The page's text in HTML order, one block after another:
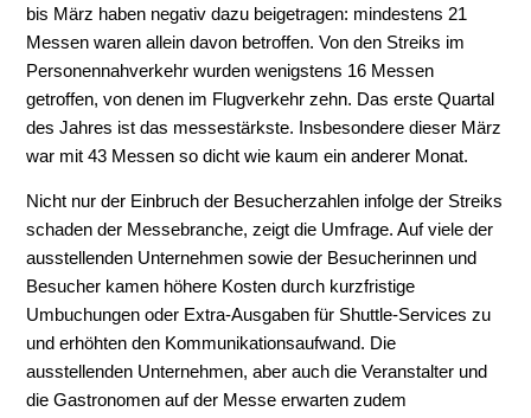
bis März haben negativ dazu beigetragen: mindestens 21
Messen waren allein davon betroffen. Von den Streiks im
Personennahverkehr wurden wenigstens 16 Messen
getroffen, von denen im Flugverkehr zehn. Das erste Quartal
des Jahres ist das messestärkste. Insbesondere dieser März
war mit 43 Messen so dicht wie kaum ein anderer Monat.
Nicht nur der Einbruch der Besucherzahlen infolge der Streiks
schaden der Messebranche, zeigt die Umfrage. Auf viele der
ausstellenden Unternehmen sowie der Besucherinnen und
Besucher kamen höhere Kosten durch kurzfristige
Umbuchungen oder Extra-Ausgaben für Shuttle-Services zu
und erhöhten den Kommunikationsaufwand. Die
ausstellenden Unternehmen, aber auch die Veranstalter und
die Gastronomen auf der Messe erwarten zudem